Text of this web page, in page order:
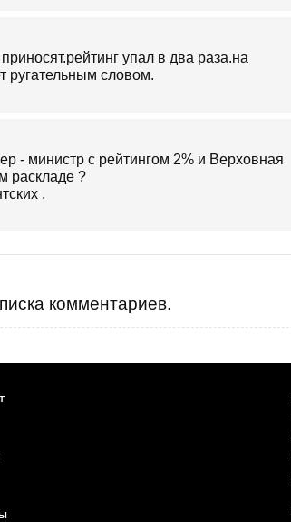
упал в два раза.на
ругательным словом.
- министр с рейтингом 2% и Верховная
раскладе ?
.
комментариев.